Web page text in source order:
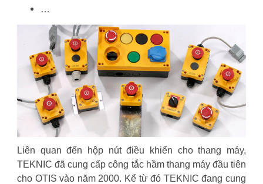
…
Liên quan đến hộp nút điều khiển cho thang máy,
TEKNIC đã cung cấp công tắc hầm thang máy đầu tiên
cho OTIS vào năm 2000. Kể từ đó TEKNIC đang cung